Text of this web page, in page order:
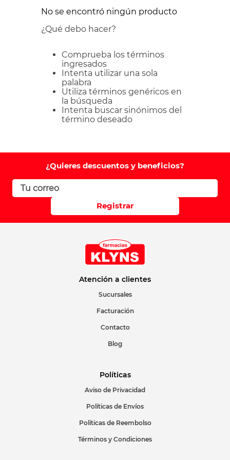
No se encontró ningún producto
¿Qué debo hacer?
Comprueba los términos
ingresados
Intenta utilizar una sola
palabra
Utiliza términos genéricos en
la búsqueda
Intenta buscar sinónimos del
término deseado
¿Quieres descuentos y beneficios?
Registrar
Atención a clientes
Sucursales
Facturación
Contacto
Blog
Políticas
Aviso de Privacidad
Políticas de Envíos
Políticas de Reembolso
Términos y Condiciones